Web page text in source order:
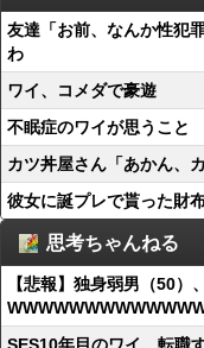
友達「お前、なんか性犯
わ
ワイ、コメダで豪遊
不眠症のワイが思うこと
カツ丼屋さん「あかん、
彼女に誕プレで貰った財
思考ちゃんねる
【悲報】独身弱男（50）